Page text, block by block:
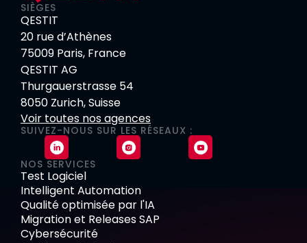
SIÈGES
QESTIT
20 rue d’Athènes
75009 Paris, France
QESTIT AG
Thurgauerstrasse 54
8050 Zurich, Suisse
Voir toutes nos agences
SUIVEZ-NOUS SUR LES RÉSEAUX :
NOS SERVICES
Test Logiciel
Intelligent Automation
Qualité optimisée par l'IA
Migration et Releases SAP
Cybersécurité